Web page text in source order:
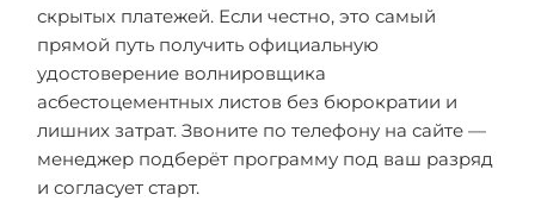
скрытых платежей. Если честно, это самый
прямой путь получить официальную
удостоверение волнировщика
асбестоцементных листов без бюрократии и
лишних затрат. Звоните по телефону на сайте —
менеджер подберёт программу под ваш разряд
и согласует старт.